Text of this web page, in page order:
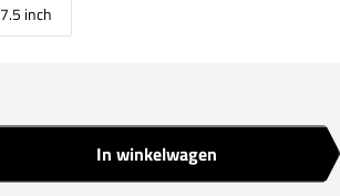
inch
In winkelwagen